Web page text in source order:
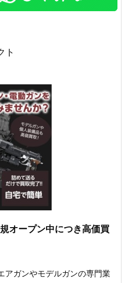
ト
オープン中につき高価買
アガンやモデルガンの専門業